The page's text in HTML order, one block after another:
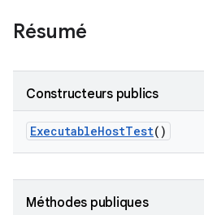
Résumé
Constructeurs publics
ExecutableHostTest()
Méthodes publiques